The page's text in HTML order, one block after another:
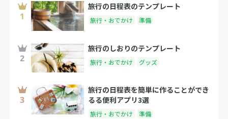
旅行の日程表のテンプレート
旅行・おでかけ 準備
旅行のしおりのテンプレート
旅行・おでかけ グッズ
旅行の日程表を簡単に作ることができ
るる便利アプリ3選
旅行・おでかけ 準備